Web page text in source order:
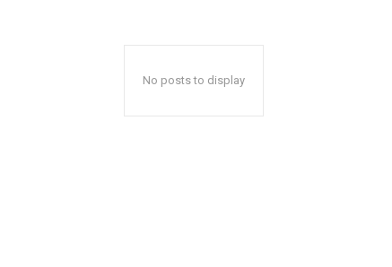
No posts to display